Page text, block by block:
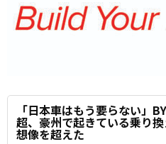
「日本車はもう要らない」
超、豪州で起きている乗り
想像を超えた